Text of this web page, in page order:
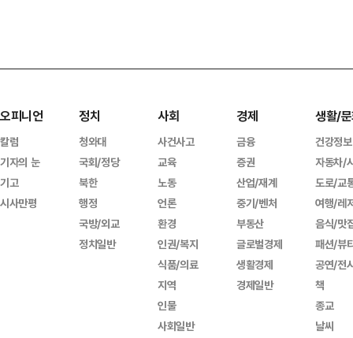
오피니언
칼럼
기자의 눈
기고
시사만평
정치
청와대
국회/정당
북한
행정
국방/외교
정치일반
사회
사건사고
교육
노동
언론
환경
인권/복지
식품/의료
지역
인물
사회일반
경제
금융
증권
산업/재계
중기/벤처
부동산
글로벌경제
생활경제
경제일반
생활/
건강정보
자동차/
도로/교
여행/레
음식/맛
패션/뷰
공연/전
책
종교
날씨